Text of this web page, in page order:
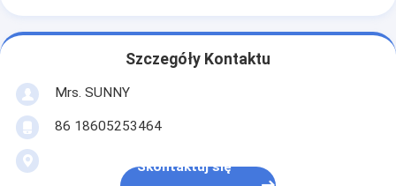
Szczegóły Kontaktu
Mrs. SUNNY
86 18605253464
Skontaktuj się